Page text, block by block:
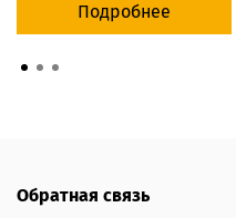
Подробнее
Обратная связь